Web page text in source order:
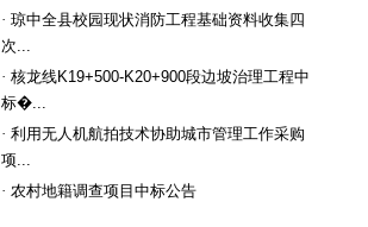
· 琼中全县校园现状消防工程基础资料收集四
次...
· 核龙线K19+500-K20+900段边坡治理工程中
标�...
· 利用无人机航拍技术协助城市管理工作采购
项...
· 农村地籍调查项目中标公告